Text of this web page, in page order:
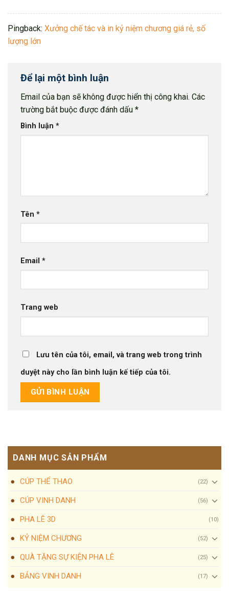
Pingback: Xưởng chế tác và in kỷ niệm chương giá rẻ, số
lượng lớn
Để lại một bình luận
Email của bạn sẽ không được hiển thị công khai. Các
trường bắt buộc được đánh dấu *
Bình luận *
Tên *
Email *
Trang web
Lưu tên của tôi, email, và trang web trong trình
duyệt này cho lần bình luận kế tiếp của tôi.
DANH MỤC SẢN PHẨM
CÚP THỂ THAO (22)
CÚP VINH DANH (56)
PHA LÊ 3D (10)
KỶ NIỆM CHƯƠNG (52)
QUÀ TẶNG SỰ KIỆN PHA LÊ (25)
BẢNG VINH DANH (17)